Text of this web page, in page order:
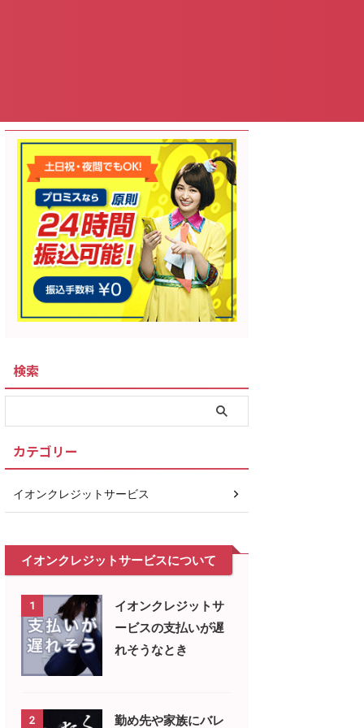
検索
カテゴリー
イオンクレジットサービス
イオンクレジットサービスについて
1
イオンクレジットサ
ービスの支払いが遅
れそうなとき
2 勤め先や家族にバレ